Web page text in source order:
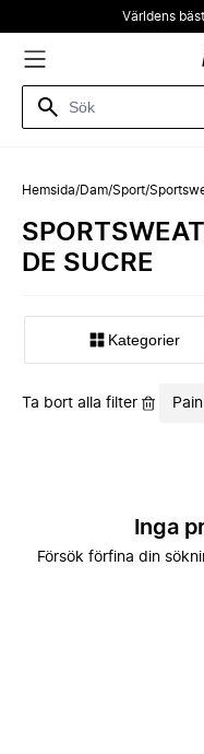
Världens
Hemsida/Dam/Sport/
DE SUCRE
Kategorier
Ta bort alla filter
Inga
Försök förfina din